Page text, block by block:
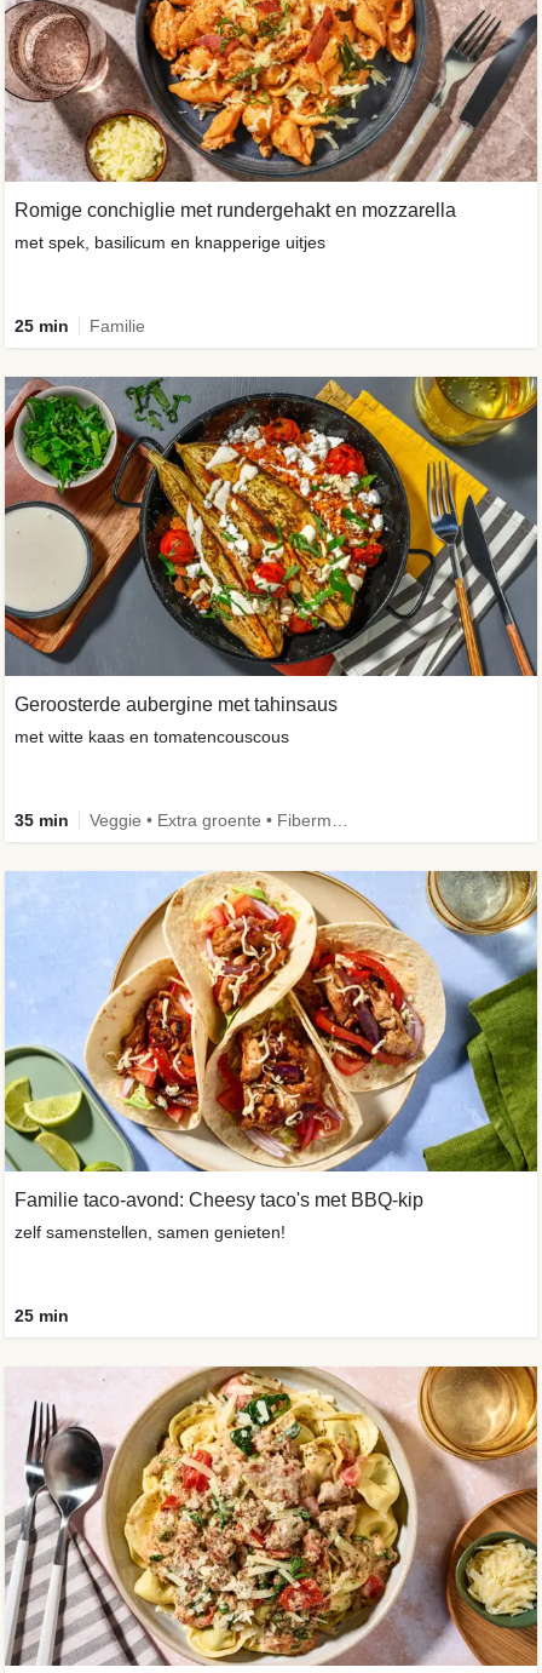
Romige conchiglie met rundergehakt en mozzarella
met spek, basilicum en knapperige uitjes
25 min Familie
Geroosterde aubergine met tahinsaus
met witte kaas en tomatencouscous
35 min
Familie taco-avond: Cheesy taco's met BBQ-kip
zelf samenstellen, samen genieten!
25 min